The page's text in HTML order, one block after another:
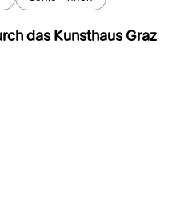
das Kunsthaus Graz